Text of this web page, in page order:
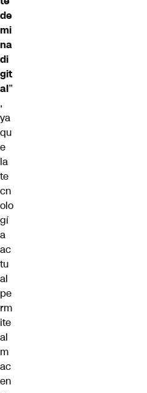
de
mi
na
di
git
al”
,
ya
qu
e
la
te
cn
olo
gí
a
ac
tu
al
pe
rm
ite
al
m
ac
en